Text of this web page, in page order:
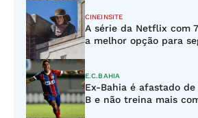
CINEINSITE
A série da Netflix com
a melhor opção para
E.C.BAHIA
Ex-Bahia é afastado
B e não treina mais